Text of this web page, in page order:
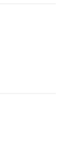
す◎
る案件は交通
事で働きまし